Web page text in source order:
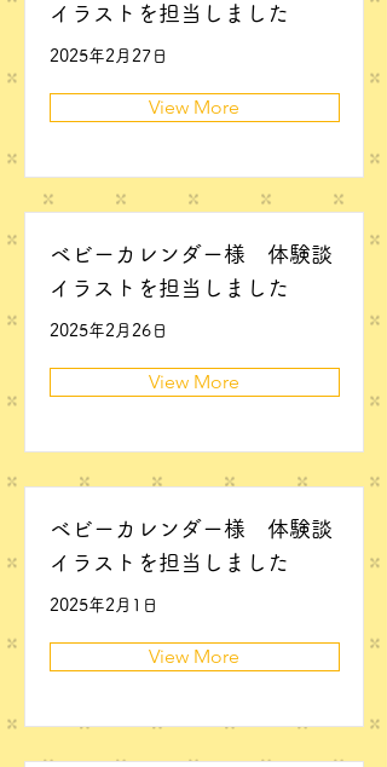
イラストを担当しました
2025年2月27日
View More
ベビーカレンダー様 体験談
イラストを担当しました
2025年2月26日
View More
ベビーカレンダー様 体験談
イラストを担当しました
2025年2月1日
View More